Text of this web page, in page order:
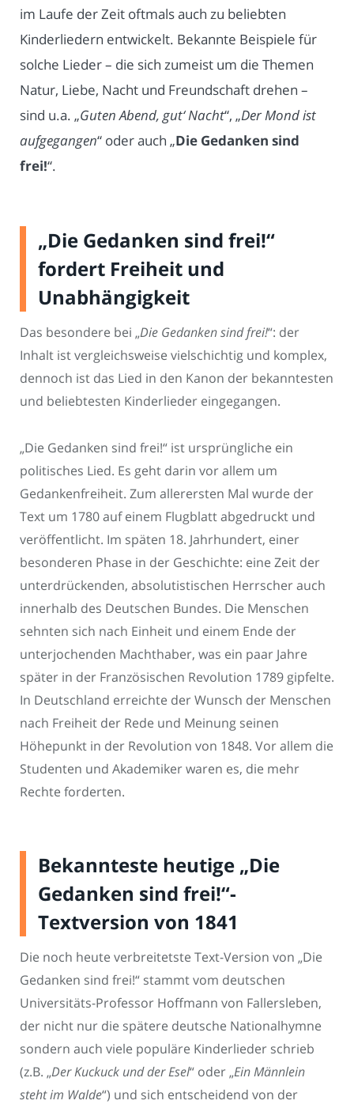
im Laufe der Zeit oftmals auch zu beliebten
Kinderliedern entwickelt. Bekannte Beispiele für
solche Lieder – die sich zumeist um die Themen
Natur, Liebe, Nacht und Freundschaft drehen –
sind u.a. „Guten Abend, gut‘ Nacht“, „Der Mond ist
aufgegangen“ oder auch „Die Gedanken sind
frei!“.
„Die Gedanken sind frei!“
fordert Freiheit und
Unabhängigkeit
Das besondere bei „Die Gedanken sind frei!“: der
Inhalt ist vergleichsweise vielschichtig und komplex,
dennoch ist das Lied in den Kanon der bekanntesten
und beliebtesten Kinderlieder eingegangen.
„Die Gedanken sind frei!“ ist ursprüngliche ein
politisches Lied. Es geht darin vor allem um
Gedankenfreiheit. Zum allerersten Mal wurde der
Text um 1780 auf einem Flugblatt abgedruckt und
veröffentlicht. Im späten 18. Jahrhundert, einer
besonderen Phase in der Geschichte: eine Zeit der
unterdrückenden, absolutistischen Herrscher auch
innerhalb des Deutschen Bundes. Die Menschen
sehnten sich nach Einheit und einem Ende der
unterjochenden Machthaber, was ein paar Jahre
später in der Französischen Revolution 1789 gipfelte.
In Deutschland erreichte der Wunsch der Menschen
nach Freiheit der Rede und Meinung seinen
Höhepunkt in der Revolution von 1848. Vor allem die
Studenten und Akademiker waren es, die mehr
Rechte forderten.
Bekannteste heutige „Die
Gedanken sind frei!“-
Textversion von 1841
Die noch heute verbreitetste Text-Version von „Die
Gedanken sind frei!“ stammt vom deutschen
Universitäts-Professor Hoffmann von Fallersleben,
der nicht nur die spätere deutsche Nationalhymne
sondern auch viele populäre Kinderlieder schrieb
(z.B. „Der Kuckuck und der Esel“ oder „Ein Männlein
steht im Walde“) und sich entscheidend von der